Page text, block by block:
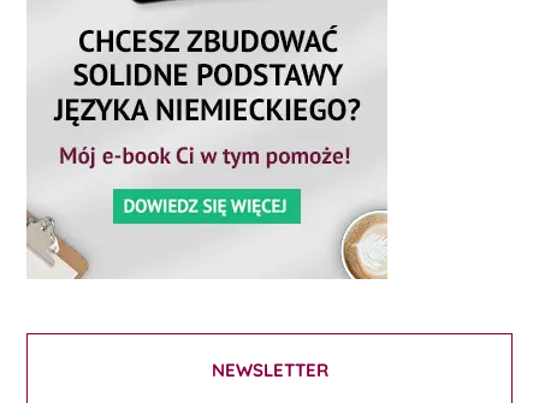
NEWSLETTER